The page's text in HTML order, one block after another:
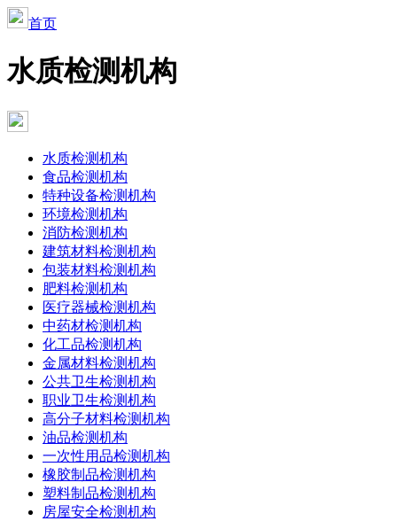
首页
水质检测机构
水质检测机构
食品检测机构
特种设备检测机构
环境检测机构
消防检测机构
建筑材料检测机构
包装材料检测机构
肥料检测机构
医疗器械检测机构
中药材检测机构
化工品检测机构
金属材料检测机构
公共卫生检测机构
职业卫生检测机构
高分子材料检测机构
油品检测机构
一次性用品检测机构
橡胶制品检测机构
塑料制品检测机构
房屋安全检测机构